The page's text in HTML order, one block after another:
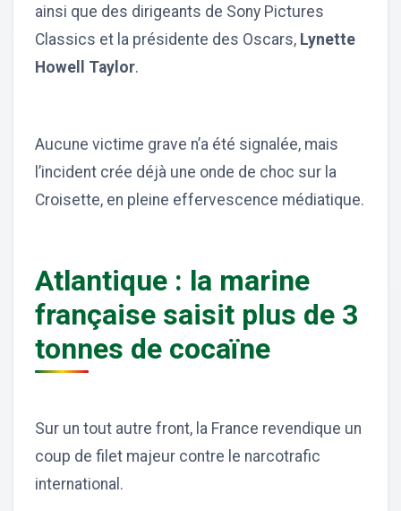
ainsi que des dirigeants de Sony Pictures
Classics et la présidente des Oscars, Lynette
Howell Taylor.
Aucune victime grave n’a été signalée, mais
l’incident crée déjà une onde de choc sur la
Croisette, en pleine effervescence médiatique.
Atlantique : la marine
française saisit plus de 3
tonnes de cocaïne
Sur un tout autre front, la France revendique un
coup de filet majeur contre le narcotrafic
international.